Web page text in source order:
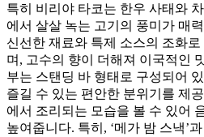
특히 비리야 타코는 한우 사태와
에서 살살 녹는 고기의 풍미가 매
신선한 재료와 특제 소스의 조화
며, 고수의 향이 더해져 이국적인
부는 스탠딩 바 형태로 구성되어
즐길 수 있는 편안한 분위기를 제
에서 조리되는 모습을 볼 수 있어
높여줍니다. 특히, ‘메가 밤 스낵’